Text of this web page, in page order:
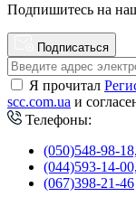
Подпишитесь на
Подписаться
Я прочитал
scc.com.ua и
Телефоны:
(050)548-98-18,
(044)593-14-00,
(067)398-21-46